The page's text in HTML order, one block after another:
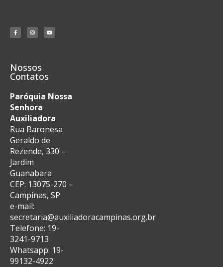
Nossos
Contatos
Paróquia Nossa
Senhora
Auxiliadora
Rua Baronesa
Geraldo de
Rezende, 330 –
Jardim
Guanabara
CEP: 13075-270 –
Campinas, SP
e-mail:
secretaria@auxiliadoracampinas.org.br
Telefone: 19-
3241-9713
Whatsapp: 19-
99132-4922